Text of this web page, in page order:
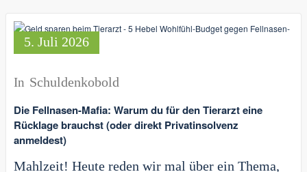
5. Juli 2026
In Schuldenkobold
Die Fellnasen-Mafia: Warum du für den Tierarzt eine
Rücklage brauchst (oder direkt Privatinsolvenz
anmeldest)
Mahlzeit! Heute reden wir mal über ein Thema,